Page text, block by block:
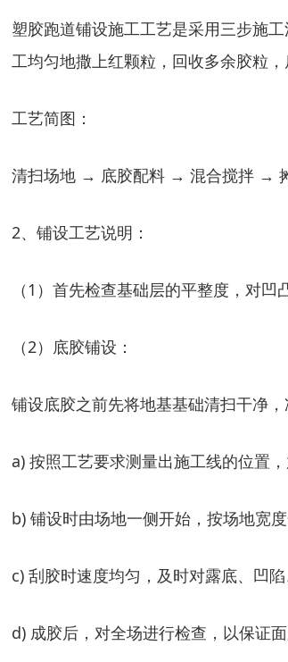
塑胶跑道铺设施工工艺是采用三步施
工均匀地撒上红颗粒，回收多余胶粒，
工艺简图：
清扫场地 → 底胶配料 → 混合搅拌
2、铺设工艺说明：
（1）首先检查基础层的平整度，对凹
（2）底胶铺设：
铺设底胶之前先将地基基础清扫干净，
a) 按照工艺要求测量出施工线的位置，
b) 铺设时由场地一侧开始，按场地宽度
c) 刮胶时速度均匀，及时对露底、凹陷
d) 成胶后，对全场进行检查，以保证面